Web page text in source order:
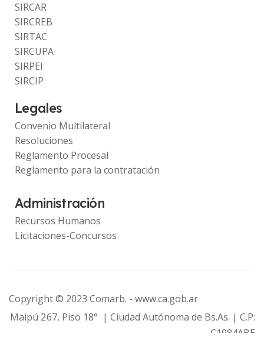
SIRCAR
SIRCREB
SIRTAC
SIRCUPA
SIRPEI
SIRCIP
Legales
Convenio Multilateral
Resoluciones
Reglamento Procesal
Reglamento para la contratación
Administración
Recursos Humanos
Licitaciones-Concursos
Copyright © 2023 Comarb. -www.ca.gob.ar
Maipú 267, Piso 18° | Ciudad Autónoma de Bs.As. | C.P:
C1084ABE